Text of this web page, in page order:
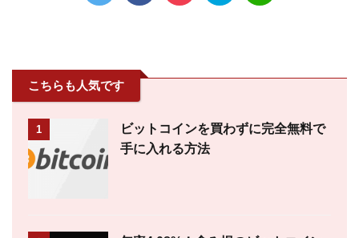
こちらも人気です
1
ビットコインを買わずに完全無料で
手に入れる方法